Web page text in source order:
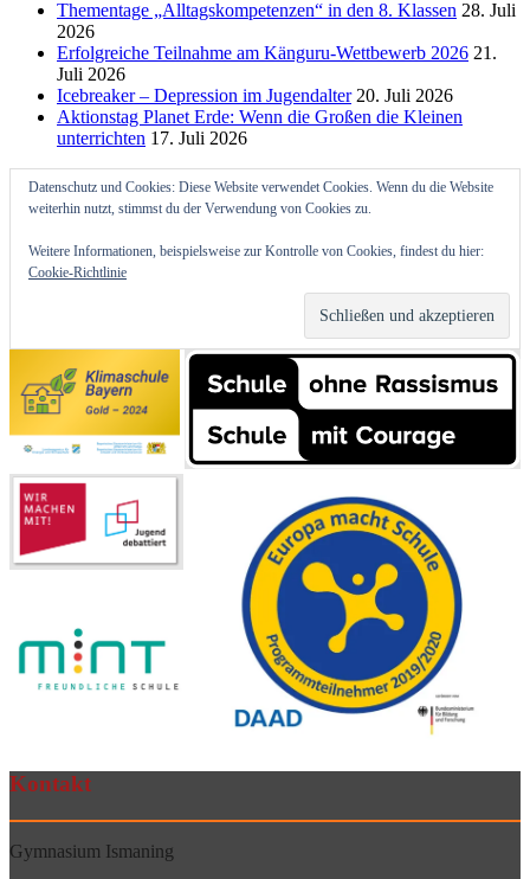
Thementage „Alltagskompetenzen“ in den 8. Klassen 28. Juli
2026
Erfolgreiche Teilnahme am Känguru-Wettbewerb 2026 21.
Juli 2026
Icebreaker – Depression im Jugendalter 20. Juli 2026
Aktionstag Planet Erde: Wenn die Großen die Kleinen
unterrichten 17. Juli 2026
Datenschutz und Cookies: Diese Website verwendet Cookies. Wenn du die Website
weiterhin nutzt, stimmst du der Verwendung von Cookies zu.
Weitere Informationen, beispielsweise zur Kontrolle von Cookies, findest du hier:
Cookie-Richtlinie
Kontakt
Gymnasium Ismaning